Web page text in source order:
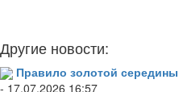
Другие новости:
Правило золотой
- 17.07.2026 16:57